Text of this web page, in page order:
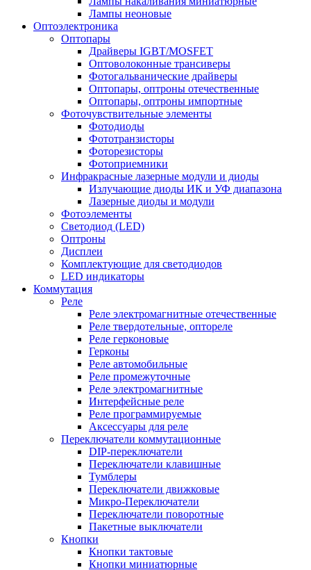
Лампы неоновые
Оптоэлектроника
Оптопары
Драйверы IGBT/MOSFET
Оптоволоконные трансиверы
Фотогальванические драйверы
Оптопары, оптроны отечественные
Оптопары, оптроны импортные
Фоточувствительные элементы
Фотодиоды
Фототранзисторы
Фоторезисторы
Фотоприемники
Инфракрасные лазерные модули и диоды
Излучающие диоды ИК и УФ диапазона
Лазерные диоды и модули
Фотоэлементы
Светодиод (LED)
Оптроны
Дисплеи
Комплектующие для светодиодов
LED индикаторы
Коммутация
Реле
Реле электромагнитные отечественные
Реле твердотельные, оптореле
Реле герконовые
Герконы
Реле автомобильные
Реле промежуточные
Реле электромагнитные
Интерфейсные реле
Реле программируемые
Аксессуары для реле
Переключатели коммутационные
DIP-переключатели
Переключатели клавишные
Тумблеры
Переключатели движковые
Микро-Переключатели
Переключатели поворотные
Пакетные выключатели
Кнопки
Кнопки тактовые
Кнопки миниатюрные